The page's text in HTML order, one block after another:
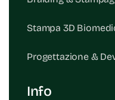
Stampa 3D
Progettazione &
Info